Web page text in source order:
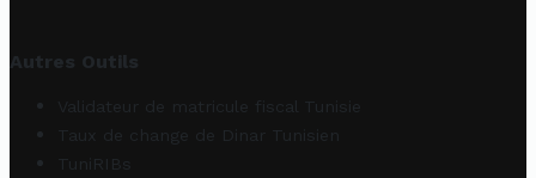
Autres Outils
Validateur de matricule fiscal Tunisie
Taux de change de Dinar Tunisien
TuniRIBs